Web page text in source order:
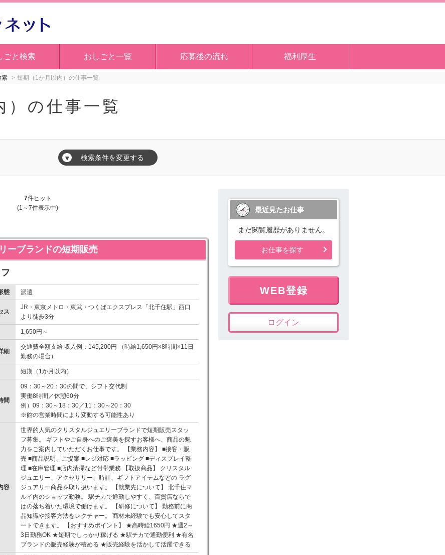
ごと検索 おしごと一覧 応募後の流れ 福利厚生
索 短期（1か月以内）の仕事一覧
）の仕事一覧
▼ 検索条件を変更する
7件ヒット
(1～7件表示中)
ーブランドの短期販売
態 派遣
ス
JR・東京メトロ・東武・つくばエクスプレス「北千住駅」西口
より徒歩3分
1,650円～
細
交通費全額支給 収入例：145,200円 （時給1,650円×8時間×11日
勤務の場合）
短期（1か月以内）
間
09：30～20：30の間で、シフト交代制
実働8時間／休憩60分
例）09：30～18：30／11：30～20：30
※館の営業時間により変動する可能性あり
容
世界的人気のクリスタルジュエリーブランドで短期販売スタッ
フ募集。 ギフトやご自身へのご褒美を探すお客様へ、商品の魅
力をご案内していただくお仕事です。 【業務内容】 ■接客・販
売 ■商品説明、ご提案 ■レジ対応 ■ラッピング ■ディスプレイ整
理 ■在庫管理 ■店内清掃など付帯業務 【取扱商品】 クリスタル
ジュエリー、アクセサリー、時計、ギフトアイテムなどの ラグ
ジュアリー商品を取り扱います。 【就業先について】 北千住マ
ルイ内のショップ勤務。 駅チカで通勤しやすく、百貨店ならで
はの落ち着いた環境で働けます。 【研修について】 勤務前に商
品知識や接客方法をレクチャー。 商材未経験でも安心してスタ
ートできます。 【おすすめポイント】 ★高時給1650円 ★週2～
3日勤務OK ★短期でしっかり稼げる ★駅チカで通勤便利 ★有名
ブランドの販売経験が積める ★販売経験を活かして活躍できる
最近見たお仕事
まだ閲覧履歴がありません。
お仕事を探す
WEB登録
ログイン